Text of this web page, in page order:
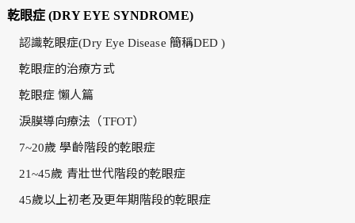
乾眼症 (DRY EYE SYNDROME)
認識乾眼症(Dry Eye Disease 簡稱DED )
乾眼症的治療方式
乾眼症 懶人篇
淚膜導向療法（TFOT）
7~20歲 學齡階段的乾眼症
21~45歲 青壯世代階段的乾眼症
45歲以上初老及更年期階段的乾眼症